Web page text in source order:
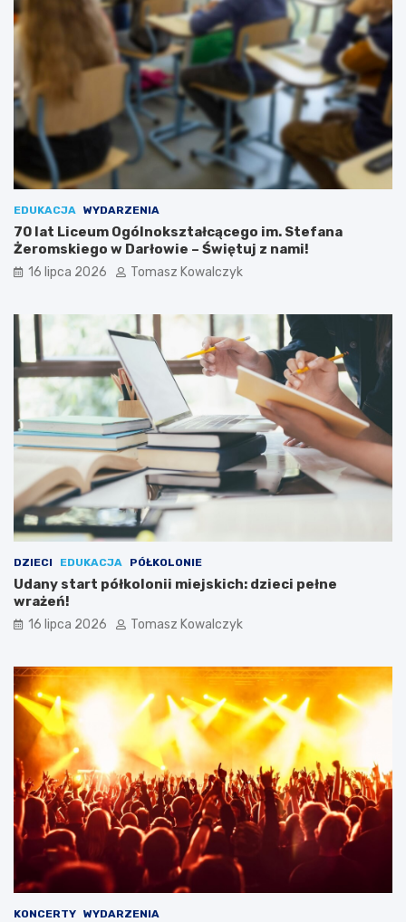
EDUKACJA WYDARZENIA
70 lat Liceum Ogólnokształcącego im. Stefana
Żeromskiego w Darłowie – Świętuj z nami!
16 lipca 2026 Tomasz Kowalczyk
DZIECI EDUKACJA PÓŁKOLONIE
Udany start półkolonii miejskich: dzieci pełne
wrażeń!
16 lipca 2026 Tomasz Kowalczyk
KONCERTY WYDARZENIA